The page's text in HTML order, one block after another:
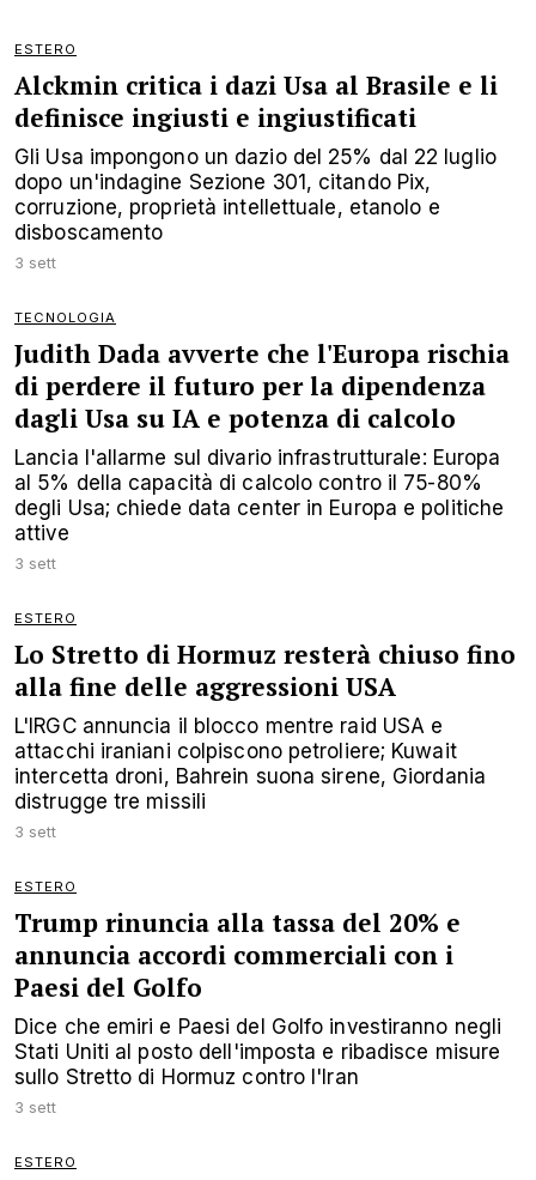
ESTERO
Alckmin critica i dazi Usa al Brasile e li
definisce ingiusti e ingiustificati
Gli Usa impongono un dazio del 25% dal 22 luglio
dopo un'indagine Sezione 301, citando Pix,
corruzione, proprietà intellettuale, etanolo e
disboscamento
3 sett
TECNOLOGIA
Judith Dada avverte che l'Europa rischia
di perdere il futuro per la dipendenza
dagli Usa su IA e potenza di calcolo
Lancia l'allarme sul divario infrastrutturale: Europa
al 5% della capacità di calcolo contro il 75-80%
degli Usa; chiede data center in Europa e politiche
attive
3 sett
ESTERO
Lo Stretto di Hormuz resterà chiuso fino
alla fine delle aggressioni USA
L'IRGC annuncia il blocco mentre raid USA e
attacchi iraniani colpiscono petroliere; Kuwait
intercetta droni, Bahrein suona sirene, Giordania
distrugge tre missili
3 sett
ESTERO
Trump rinuncia alla tassa del 20% e
annuncia accordi commerciali con i
Paesi del Golfo
Dice che emiri e Paesi del Golfo investiranno negli
Stati Uniti al posto dell'imposta e ribadisce misure
sullo Stretto di Hormuz contro l'Iran
3 sett
ESTERO